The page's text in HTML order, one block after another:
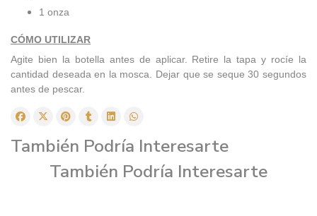
1 onza
CÓMO UTILIZAR
Agite bien la botella antes de aplicar. Retire la tapa y rocíe la
cantidad deseada en la mosca. Dejar que se seque 30 segundos
antes de pescar.
También Podría Interesarte
También Podría Interesarte